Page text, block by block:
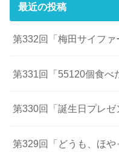
最近の投稿
第332回「梅田サイフ
第331回「55120個食べ
第330回「誕生日プレ
第329回「どうも、ほ